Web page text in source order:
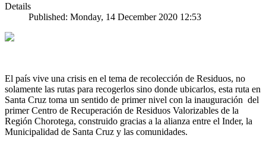
Details
Published: Monday, 14 December 2020 12:53
El país vive una crisis en el tema de recolección de Residuos, no
solamente las rutas para recogerlos sino donde ubicarlos, esta ruta en
Santa Cruz toma un sentido de primer nivel con la inauguración del
primer Centro de Recuperación de Residuos Valorizables de la
Región Chorotega, construido gracias a la alianza entre el Inder, la
Municipalidad de Santa Cruz y las comunidades.